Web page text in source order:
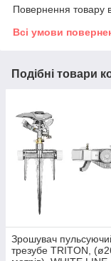
Повернення товару
Всі умови
Подібні товари
Зрошувач
трезубе TRITON,